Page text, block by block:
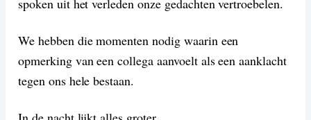
We hebben die momenten nodig waarin een
opmerking van een collega aanvoelt als een aanklacht
tegen ons hele bestaan.